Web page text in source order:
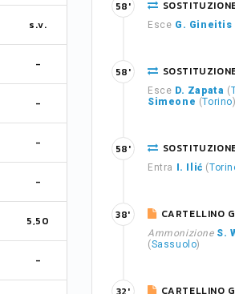
s.v.
-
-
-
-
5,50
-
Esce G. Gineitis
58'
Esce D. Zapata (
Simeone (Torino)
58'
Entra I. Ilić (
58'
CARTELLINO
Ammonizione S.
(Sassuolo)
38'
CARTELLINO